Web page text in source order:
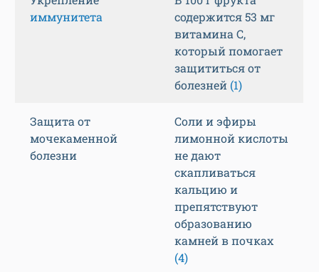
иммунитета
содержится 53 мг
витамина C,
который помогает
защититься от
болезней (1)
Защита от
мочекаменной
болезни
Соли и эфиры
лимонной кислоты
не дают
скапливаться
кальцию и
препятствуют
образованию
камней в почках
(4)